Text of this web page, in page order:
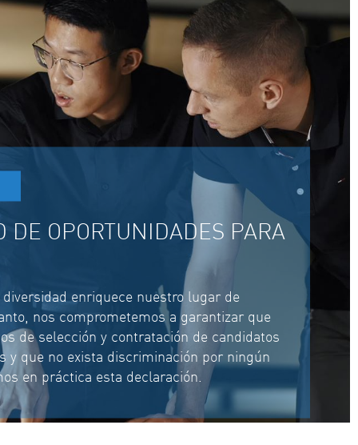
DE OPORTUNIDADES PARA
enriquece nuestro lugar de
nos comprometemos a garantizar que
de selección y contratación de candidatos
y que no exista discriminación por ningún
en práctica esta declaración.